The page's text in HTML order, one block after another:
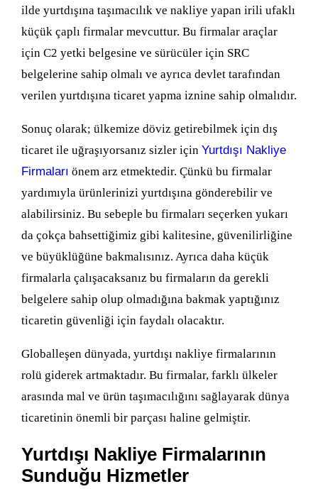
ilde yurtdışına taşımacılık ve nakliye yapan irili ufaklı
küçük çaplı firmalar mevcuttur. Bu firmalar araçlar
için C2 yetki belgesine ve sürücüler için SRC
belgelerine sahip olmalı ve ayrıca devlet tarafından
verilen yurtdışına ticaret yapma iznine sahip olmalıdır.
Sonuç olarak; ülkemize döviz getirebilmek için dış
ticaret ile uğraşıyorsanız sizler için Yurtdışı Nakliye
Firmaları önem arz etmektedir. Çünkü bu firmalar
yardımıyla ürünlerinizi yurtdışına gönderebilir ve
alabilirsiniz. Bu sebeple bu firmaları seçerken yukarı
da çokça bahsettiğimiz gibi kalitesine, güvenilirliğine
ve büyüklüğüne bakmalısınız. Ayrıca daha küçük
firmalarla çalışacaksanız bu firmaların da gerekli
belgelere sahip olup olmadığına bakmak yaptığınız
ticaretin güvenliği için faydalı olacaktır.
Globalleşen dünyada, yurtdışı nakliye firmalarının
rolü giderek artmaktadır. Bu firmalar, farklı ülkeler
arasında mal ve ürün taşımacılığını sağlayarak dünya
ticaretinin önemli bir parçası haline gelmiştir.
Yurtdışı Nakliye Firmalarının
Sunduğu Hizmetler